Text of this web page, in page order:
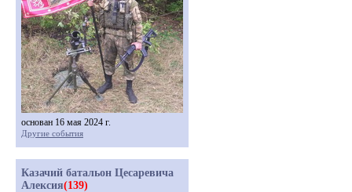
основан 16 мая 2024 г.
Другие события
Казачий батальон Цесаревича
Алексия(139)